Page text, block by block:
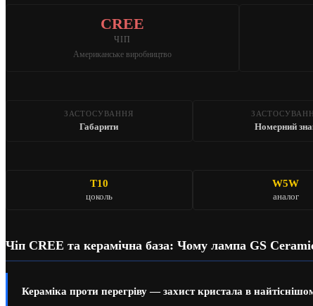
CREE
ЧІП
Американське виробництво
ЗАСТОСУВАННЯ
Габарити Номерний
T10
цоколь
W5W
аналог
Чіп CREE та керамічна база: Чому лампа GS
Кераміка проти перегріву — захист кристала в